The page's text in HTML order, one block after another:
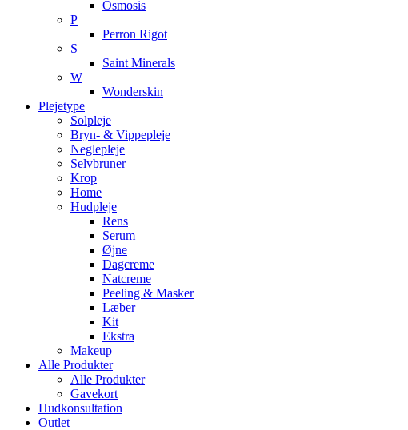
Osmosis
P
Perron Rigot
S
Saint Minerals
W
Wonderskin
Plejetype
Solpleje
Bryn- & Vippepleje
Neglepleje
Selvbruner
Krop
Home
Hudpleje
Rens
Serum
Øjne
Dagcreme
Natcreme
Peeling & Masker
Læber
Kit
Ekstra
Makeup
Alle Produkter
Alle Produkter
Gavekort
Hudkonsultation
Outlet